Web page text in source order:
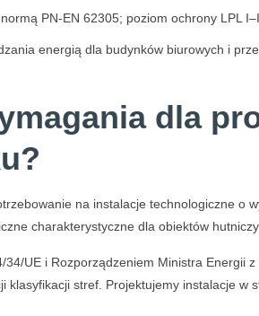
PN-EN 62305; poziom ochrony LPL
energią dla budynków biurowych i
dla
na instalacje technologiczne
charakterystyczne dla obiektów
UE i Rozporządzeniem Ministra Energii
stref. Projektujemy instalacje w